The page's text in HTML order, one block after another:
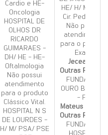
Cardio e HE-
Oncologia
HOSPITAL DE
OLHOS DR
RICARDO
GUIMARAES -
DH/ HE - HE-
Oftalmologia
Não possui
atendimento
para o produto
Clássico Vital.
HOSPITAL N S
DE LOURDES -
H/ M/ PSA/ PSE
HE/ H/ M - HE-
Cir. Pediátrica
Não possui
atendimento
para o produto
Exato.
Jeceaba -
Outras Regiões
FUNDACAO
OURO BRANCO
- PA
Mateus Leme -
Outras Regiões
FUNDAÇÃO
HOSPITAL